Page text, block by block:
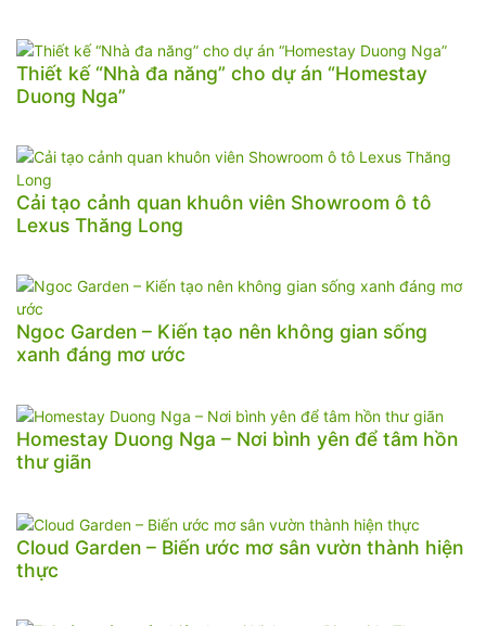
Thiết kế “Nhà đa năng” cho dự án “Homestay
Duong Nga”
Cải tạo cảnh quan khuôn viên Showroom ô tô
Lexus Thăng Long
Ngoc Garden – Kiến tạo nên không gian sống
xanh đáng mơ ước
Homestay Duong Nga – Nơi bình yên để tâm hồn
thư giãn
Cloud Garden – Biến ước mơ sân vườn thành hiện
thực